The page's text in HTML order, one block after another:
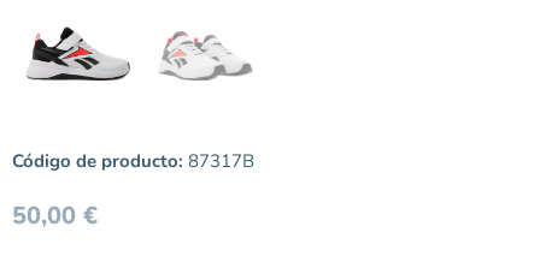
Código de producto: 87317B
50,00 €